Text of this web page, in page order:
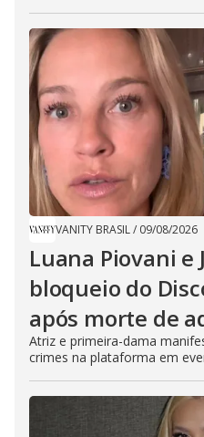
VANITY BRASIL/ 09/08/2026
Luana Piovani e
bloqueio do
após morte de
Atriz e primeira-dama
crimes na plataforma em